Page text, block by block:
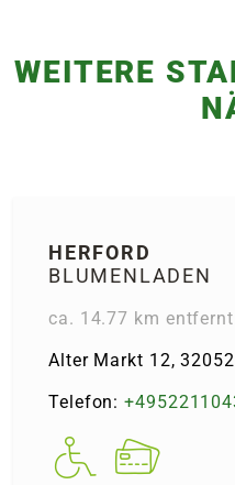
WEITERE
HERFORD
BLUMENLADEN
ca. 14.77 km entfernt
Alter Markt 12,
Telefon: